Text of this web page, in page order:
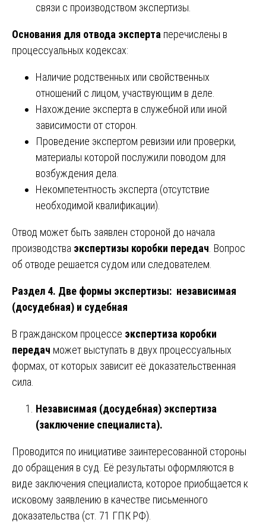
связи с производством экспертизы.
Основания для отвода эксперта перечислены в
процессуальных кодексах:
Наличие родственных или свойственных
отношений с лицом, участвующим в деле.
Нахождение эксперта в служебной или иной
зависимости от сторон.
Проведение экспертом ревизии или проверки,
материалы которой послужили поводом для
возбуждения дела.
Некомпетентность эксперта (отсутствие
необходимой квалификации).
Отвод может быть заявлен стороной до начала
производства экспертизы коробки передач . Вопрос
об отводе решается судом или следователем.
Раздел 4. Две формы экспертизы: независимая
(досудебная) и судебная
В гражданском процессе экспертиза коробки
передач может выступать в двух процессуальных
формах, от которых зависит её доказательственная
сила.
Независимая (досудебная) экспертиза
(заключение специалиста).
Проводится по инициативе заинтересованной стороны
до обращения в суд. Её результаты оформляются в
виде заключения специалиста, которое приобщается к
исковому заявлению в качестве письменного
доказательства (ст. 71 ГПК РФ).